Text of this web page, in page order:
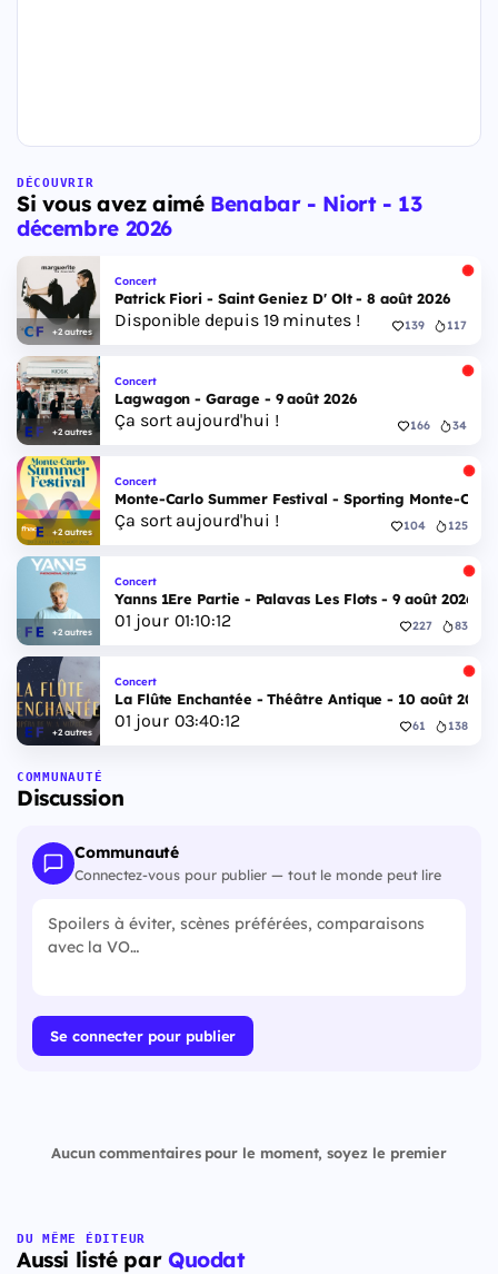
DÉCOUVRIR
Si vous avez aimé Benabar - Niort - 13
décembre 2026
+2 autres
Concert
Patrick Fiori - Saint Geniez D' Olt - 8 août 2026
Disponible depuis 19 minutes ! 139 117
+2 autres
Concert
Lagwagon - Garage - 9 août 2026
Ça sort aujourd'hui ! 166 34
+2 autres
Concert
Monte-Carlo Summer Festival - Sporting Monte-
Ça sort aujourd'hui ! 104 125
+2 autres
Concert
Yanns 1Ere Partie - Palavas Les Flots - 9 août 2026
01 jour 01:10:11 227 83
+2 autres
Concert
La Flûte Enchantée - Théâtre Antique - 10 août 2026
01 jour 03:40:11 61 138
COMMUNAUTÉ
Discussion
Communauté
Connectez-vous pour publier — tout le monde peut lire
Se connecter pour publier
Aucun commentaires pour le moment, soyez le premier
DU MÊME ÉDITEUR
Aussi listé par Quodat